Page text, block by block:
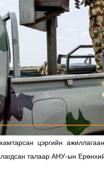
цэргийн
талаар АНУ-ын